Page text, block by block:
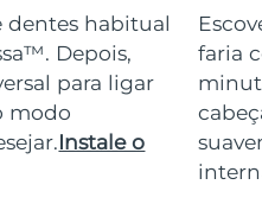
dentes habitual
Depois,
para ligar
modo
Instale o
faria